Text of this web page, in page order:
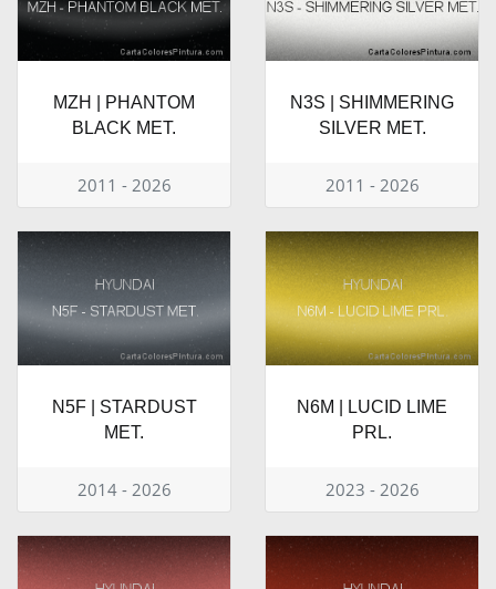
MZH | PHANTOM
BLACK MET.
2011 - 2026
N3S | SHIMMERING
SILVER MET.
2011 - 2026
N5F | STARDUST
MET.
2014 - 2026
N6M | LUCID LIME
PRL.
2023 - 2026